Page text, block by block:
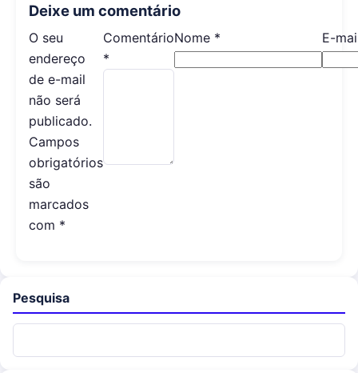
Deixe um comentário
O seu
endereço
de e-mail
não será
publicado.
Campos
obrigatórios
são
marcados
com *
Comentário
*
Nome * E-
Pesquisa